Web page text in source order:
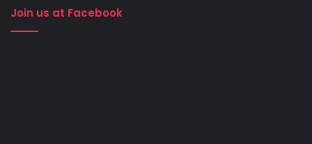
Join us at Facebook